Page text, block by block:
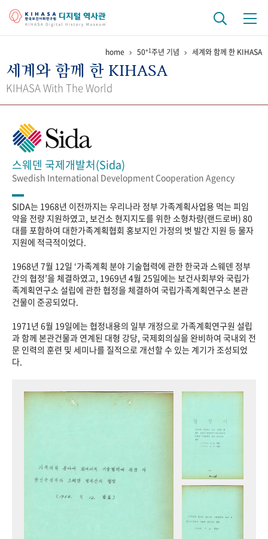
걸어온 길 기관 변천사 역대 기관장
정책과 연구 키워드로 보는 연구 역사
간행물 변천사
기록물 아카이브
사진 아카이브 문서 기록물 행정박물 영상 기록물
성과 50선 숫자로 보는 50년 50+1주년 광장
세계와 함께 한 KIHASA
VR 역사관
home 50+1주년 기념 세계와 함께 한 KIHASA
세계와 함께 한 KIHASA
KIHASA With The World
스웨덴 국제개발처(Sida)
Swedish International Development Cooperation Agency
SIDA는 1968년 이전까지는 우리나라 정부 가족계획사업용 먹는 피임
약을 전량 지원하였고, 보건소 현지지도를 위한 소형차량(랜드로버) 80
대를 포함하여 대한가족계획협회 홍보지인 가정의 벗 발간 지원 등 물자
지원에 적극적이었다.
1968년 7월 12일 ‘가족계획 분야 기술협력에 관한 한국과 스웨덴 정부
간의 협정’을 체결하였고, 1969년 4월 25일에는 보건사회부와 국립가
족계획연구소 설립에 관한 협정을 체결하여 국립가족계획연구소 본관
건물이 준공되었다.
1971년 6월 19일에는 협정내용의 일부 개정으로 가족계획연구원 설립
과 함께 본관건물과 연계된 대형 강당, 국제회의실을 완비하여 국내외 전
문 인력의 훈련 및 세미나를 질적으로 개선할 수 있는 계기가 조성되었
다.